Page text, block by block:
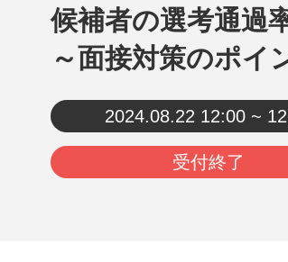
候補者の選考通過
～面接対策のポイ
2024.08.22 12:00 ~
受付終了